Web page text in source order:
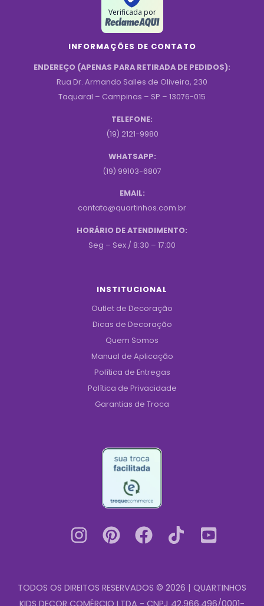
Verificada por
INFORMAÇÕES DE CONTATO
ENDEREÇO (APENAS PARA RETIRADA DE PEDIDOS):
Rua Dr. Armando Salles de Oliveira, 230
Taquaral – Campinas – SP – 13076-015
TELEFONE:
(19) 2121-9980
WHATSAPP:
(19) 99103-6807
EMAIL:
contato@quartinhos.com.br
HORÁRIO DE ATENDIMENTO:
Seg – Sex / 8:30 – 17:00
INSTITUCIONAL
Outlet de Decoração
Dicas de Decoração
Quem Somos
Manual de Aplicação
Política de Entregas
Política de Privacidade
Garantias de Troca
TODOS OS DIREITOS RESERVADOS © 2026 | QUARTINHOS
KIDS DECOR COMÉRCIO LTDA - CNPJ 42.966.496/0001-